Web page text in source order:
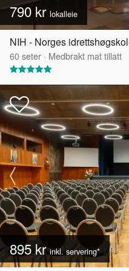
790 kr lokalleie
NIH - Norges
60seter · Medbrakt mat tillatt
895 krinkl. servering*